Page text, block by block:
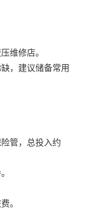
维修店。
，建议储备常用
管，总投入约
。